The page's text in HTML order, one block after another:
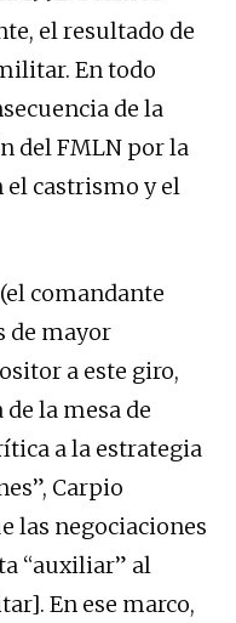
el resultado de
En todo
de la
del FMLN por la
castrismo y el
comandante
de mayor
a este giro,
la mesa de
a la estrategia
Carpio
las negociaciones
“auxiliar” al
En ese marco,